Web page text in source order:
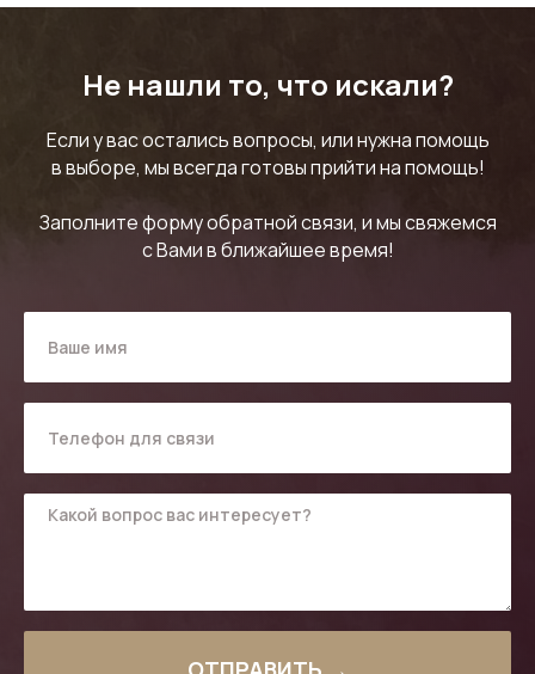
Не нашли то, что искали?
Если у вас остались вопросы, или нужна помощь
в выборе, мы всегда готовы прийти на помощь!
Заполните форму обратной связи, и мы свяжемся
с Вами в ближайшее время!